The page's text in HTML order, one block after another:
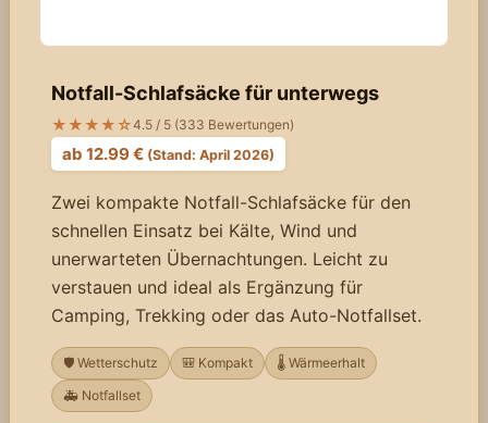
Notfall-Schlafsäcke für unterwegs
★★★★☆4.5 / 5 (333 Bewertungen)
ab 12.99 € (Stand: April 2026)
Zwei kompakte Notfall-Schlafsäcke für den
schnellen Einsatz bei Kälte, Wind und
unerwarteten Übernachtungen. Leicht zu
verstauen und ideal als Ergänzung für
Camping, Trekking oder das Auto-Notfallset.
🛡️ Wetterschutz 🎒 Kompakt
🌡️ Wärmeerhalt
🚑 Notfallset